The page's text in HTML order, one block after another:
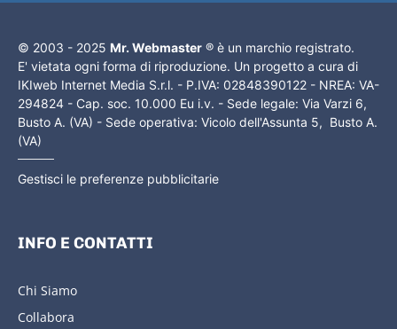
© 2003 - 2025 Mr. Webmaster ® è un marchio registrato.
E' vietata ogni forma di riproduzione. Un progetto a cura di
IKIweb Internet Media S.r.l. - P.IVA: 02848390122 - NREA: VA-
294824 - Cap. soc. 10.000 Eu i.v. - Sede legale: Via Varzi 6,
Busto A. (VA) - Sede operativa: Vicolo dell'Assunta 5, Busto A.
(VA)
Gestisci le preferenze pubblicitarie
INFO E CONTATTI
Chi Siamo
Collabora